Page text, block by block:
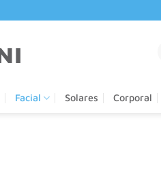
Facial Solares Corporal